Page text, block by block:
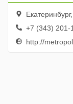
+7 (343) 201-
http://